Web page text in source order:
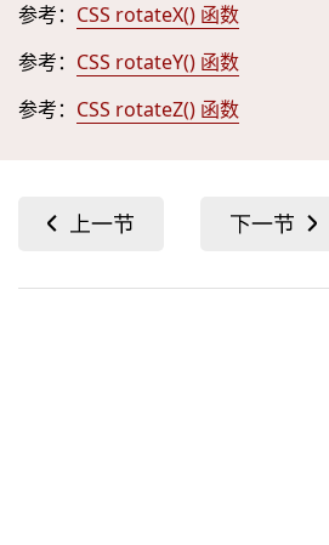
参考： CSS rotateX() 函数
参考： CSS rotateY() 函数
参考： CSS rotateZ() 函数